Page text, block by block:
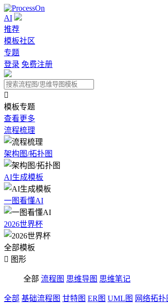
AI
推荐
模板社区
专题
登录 免费注册

模板专题
查看更多
流程梳理
架构图/拓扑图
AI生成模板
一图看懂AI
2026世界杯
全部模板
 图形
全部 流程图 思维导图 思维笔记
全部 基础流程图 甘特图 ER图 UML图 网络拓扑